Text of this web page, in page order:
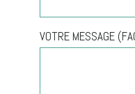
VOTRE MESSAGE